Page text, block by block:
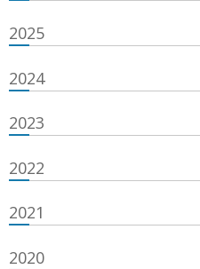
2025
2024
2023
2022
2021
2020